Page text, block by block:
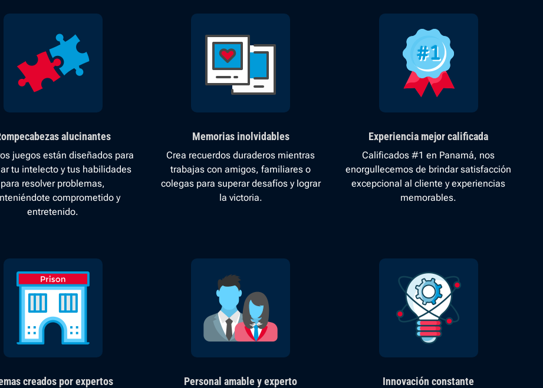
alucinantes
juegos están diseñados para
tu intelecto y tus habilidades
para resolver problemas,
comprometido y
entretenido.
Memorias inolvidables
Crea recuerdos duraderos mientras
trabajas con amigos, familiares o
colegas para superar desafíos y lograr
la victoria.
Experiencia mejor calificada
Calificados #1 en Panamá, nos
enorgullecemos de brindar satisfacción
excepcional al cliente y experiencias
memorables.
creados por expertos Personal amable y experto Innovación constante